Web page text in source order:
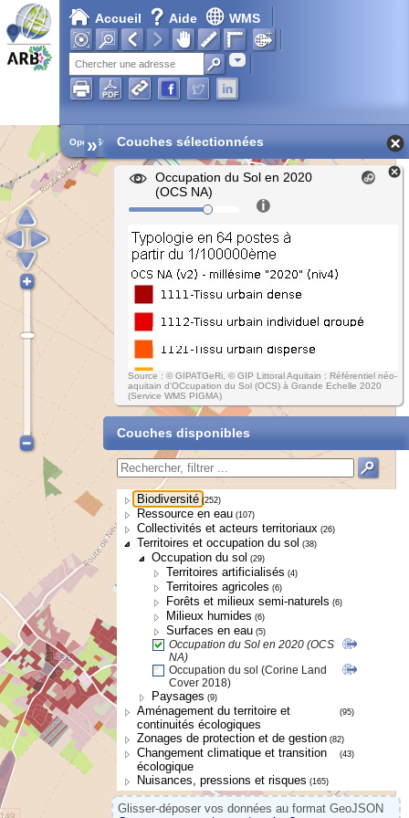
Accueil Aide WMS
Adresse
Open Street Map
» Couches sélectionnées
Occupation du Sol en 2020
(OCS NA)
Source : © GIPATGeRi, © GIP Littoral Aquitain : Référentiel néo-
aquitain d'OCcupation du Sol (OCS) à Grande Echelle 2020
(Service WMS PIGMA)
Couches disponibles
Biodiversité (252)
Ressource en eau (107)
Collectivités et acteurs territoriaux (26)
Territoires et occupation du sol (38)
Occupation du sol (29)
Territoires artificialisés (4)
Territoires agricoles (6)
Forêts et milieux semi-naturels (6)
Milieux humides (6)
Surfaces en eau (5)
Occupation du Sol en 2020 (OCS
NA)
Occupation du sol (Corine Land
Cover 2018)
Paysages (9)
Aménagement du territoire et
continuités écologiques
(95)
Zonages de protection et de gestion (82)
Changement climatique et transition
écologique
(43)
Nuisances, pressions et risques (165)
Glisser-déposer vos données au format GeoJSON